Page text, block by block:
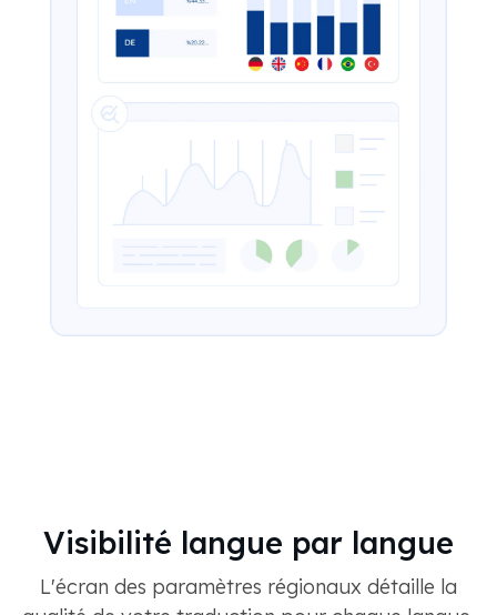
Visibilité langue par langue
L'écran des paramètres régionaux détaille la